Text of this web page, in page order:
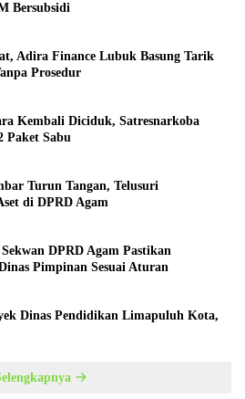
Bersubsidi
Adira Finance Lubuk Basung Tarik
Prosedur
Kembali Diciduk, Satresnarkoba
Paket Sabu
Turun Tangan, Telusuri
di DPRD Agam
DPRD Agam Pastikan
Pimpinan Sesuai Aturan
Dinas Pendidikan Limapuluh Kota,